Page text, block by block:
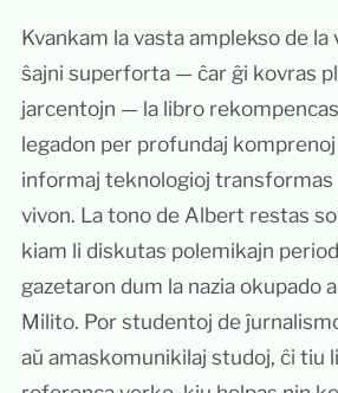
Kvankam la vasta amplekso de
ŝajni superforta — ĉar ĝi kovras
jarcentojn — la libro
legadon per profundaj
informaj teknologioj transformas
vivon. La tono de Albert restas
kiam li diskutas polemikajn
gazetaron dum la nazia okupado
Milito. Por studentoj de
aŭ amaskomunikilaj studoj, ĉi tiu